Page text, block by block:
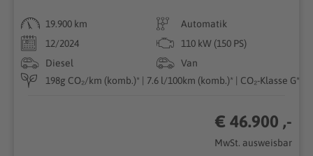
19.900 km
Automatik
12/2024
110 kW (150 PS)
Diesel
Van
198g CO₂/km (komb.)* | 7.6 l/100km (komb.)* | CO₂-Klasse G*
€ 46.900 ,-
MwSt. ausweisbar